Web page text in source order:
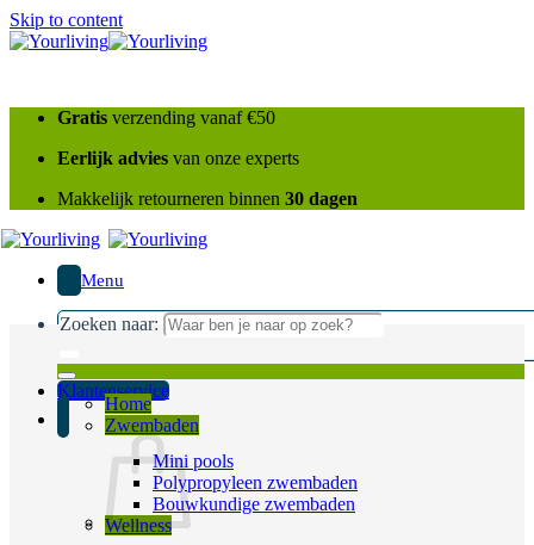
Skip to content
Gratis verzending vanaf €50
Eerlijk advies van onze experts
Makkelijk retourneren binnen 30 dagen
Menu
Zoeken naar:
Klantenservice
Home
Zwembaden
Mini pools
Polypropyleen zwembaden
Bouwkundige zwembaden
Wellness